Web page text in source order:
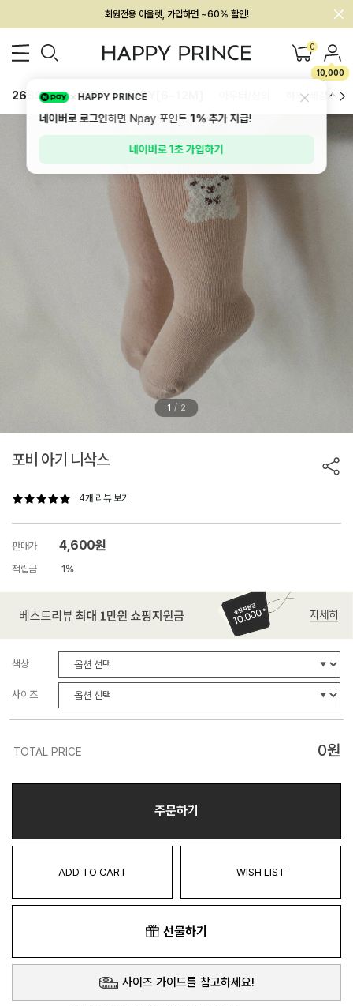
회원전용 아울렛, 가입하면 ~60% 할인!
멤버십 최대 28,000원 혜택 0
10,000
26SS 신상 BEST BABY[6~12M] 하의/레깅스
1 / 2
포비 아기 니삭스
4개 리뷰 보기
판매가 4,600원
적립금 1%
색상
사이즈
TOTAL PRICE 0원
주문하기
ADD TO CART WISH LIST
선물하기
사이즈 가이드를 참고하세요!
HAPPY PRINCE
네이버로 로그인하면 Npay 포인트1%추가 지급!
네이버로 1초 가입하기